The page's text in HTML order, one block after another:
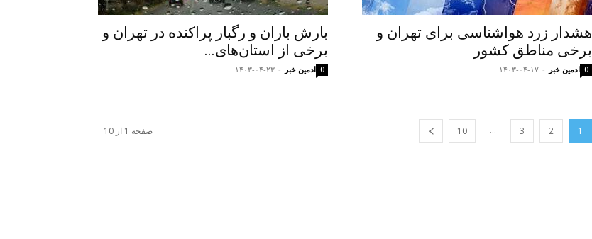
بارش باران و رگبار پراکنده در تهران و
برخی از استان‌های...
ادمین خبر - ۱۴۰۳-۰۴-۲۳ 0
هشدار زرد هواشناسی برای تهران و
برخی مناطق کشور
ادمین خبر - ۱۴۰۳-۰۴-۱۷ 0
1
2
3
...
10 صفحه 1 از 10